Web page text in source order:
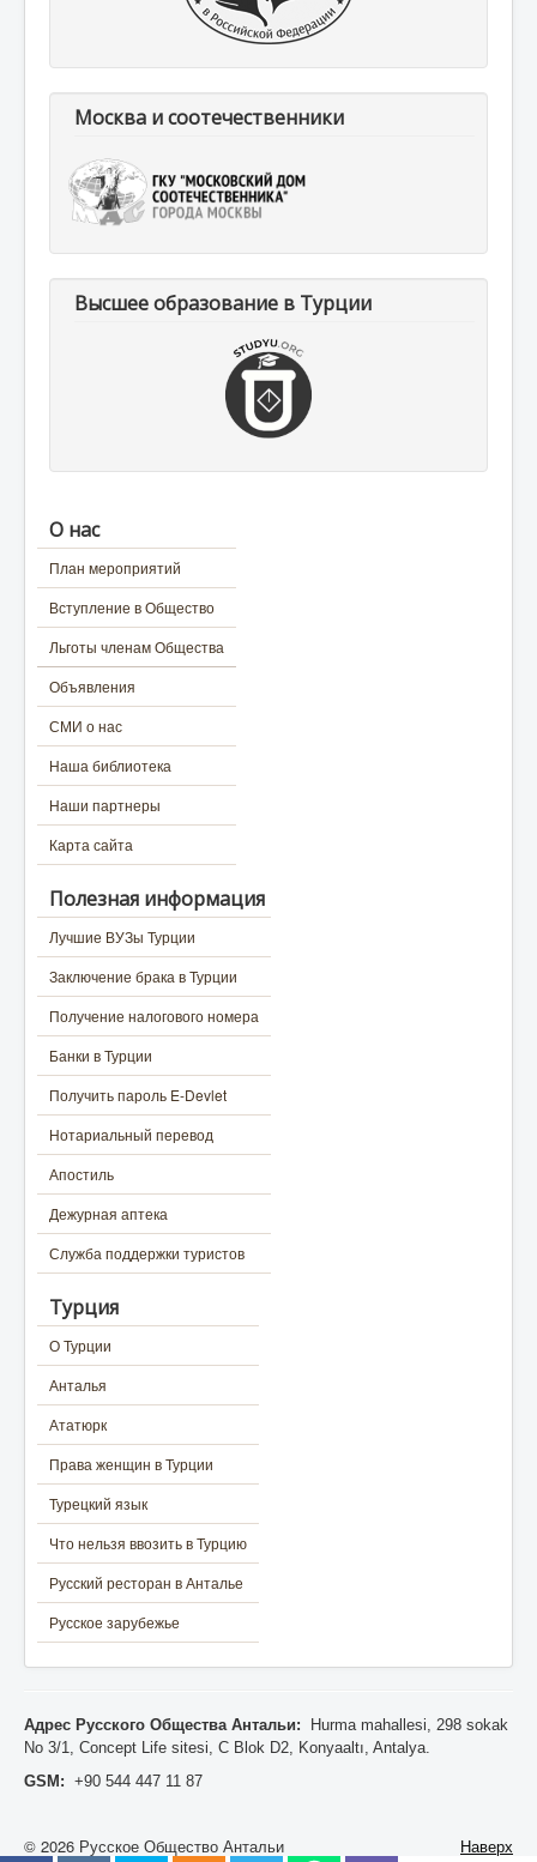
Москва и соотечественники
Высшее образование в Турции
О нас
План мероприятий
Вступление в Общество
Льготы членам Общества
Объявления
СМИ о нас
Наша библиотека
Наши партнеры
Карта сайта
Полезная информация
Лучшие ВУЗы Турции
Заключение брака в Турции
Получение налогового номера
Банки в Турции
Получить пароль E-Devlet
Нотариальный перевод
Апостиль
Дежурная аптека
Служба поддержки туристов
Турция
О Турции
Анталья
Ататюрк
Права женщин в Турции
Турецкий язык
Что нельзя ввозить в Турцию
Русский ресторан в Анталье
Русское зарубежье
Адрес Русского Общества Антальи:
Hurma mahallesi, 298 sokak
No 3/1, Concept Life sitesi, C Blok D2, Konyaaltı, Antalya.
GSM: +90 544 447 11 87
Наверх
© 2026 Русское Общество Антальи